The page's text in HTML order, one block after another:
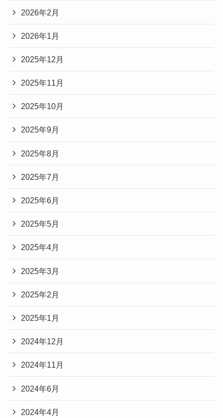
2026年2月
2026年1月
2025年12月
2025年11月
2025年10月
2025年9月
2025年8月
2025年7月
2025年6月
2025年5月
2025年4月
2025年3月
2025年2月
2025年1月
2024年12月
2024年11月
2024年6月
2024年4月